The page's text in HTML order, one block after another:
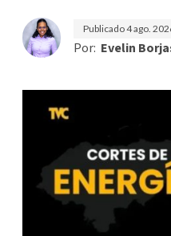
Publicado4 ago.
Por: Evelin